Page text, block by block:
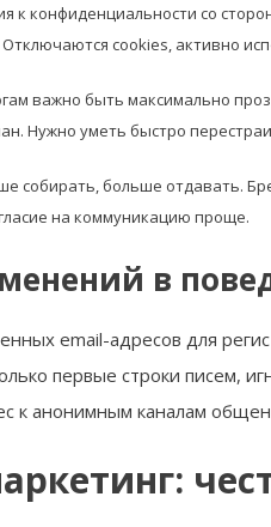
к конфиденциальности со
cookies, активно
важно быть максимально
Нужно уметь быстро
собирать, больше отдавать.
на коммуникацию проще.
в
email-адресов для
первые строки писем,
к анонимным каналам